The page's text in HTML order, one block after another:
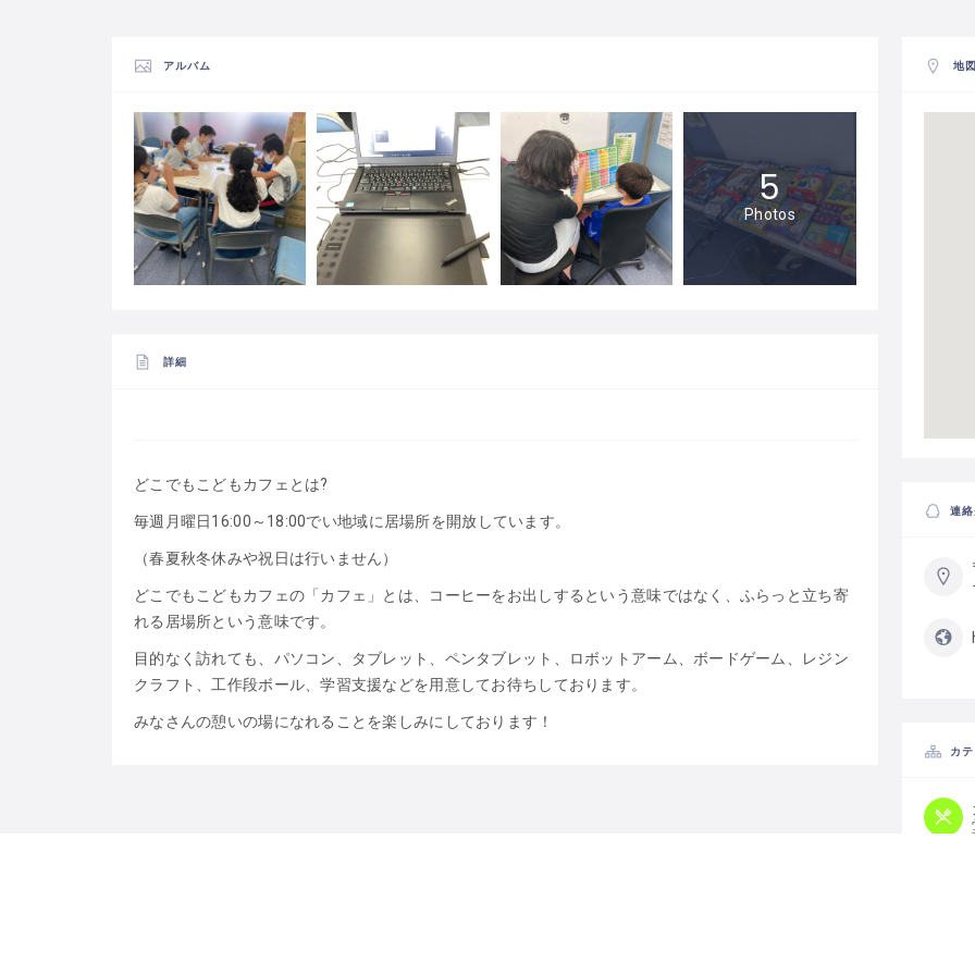
アルバム
5
Photos
詳細
どこでもこどもカフェとは?
毎週月曜日16:00～18:00でい地域に居場所を開放しています。
（春夏秋冬休みや祝日は行いません）
どこでもこどもカフェの「カフェ」とは、コーヒーをお出しするという意味ではなく、ふらっと立ち寄
れる居場所という意味です。
目的なく訪れても、パソコン、タブレット、ペンタブレット、ロボットアーム、ボードゲーム、レジン
クラフト、工作段ボール、学習支援などを用意してお待ちしております。
みなさんの憩いの場になれることを楽しみにしております！
地
連
カ